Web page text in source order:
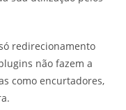
redirecionamento
não fazem a
como encurtadores,